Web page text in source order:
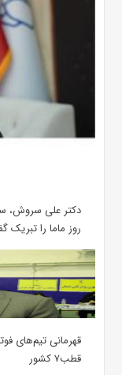
دکتر علی سروش،
روز ماما را تبریک
قهرمانی تیم‌های
قطب۷ کشور